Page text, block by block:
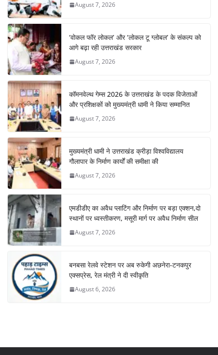
August 7, 2026
‘वोकल फॉर लोकल’ और ‘लोकल टू ग्लोबल’ के संकल्प को
आगे बढ़ा रही उत्तराखंड सरकार
August 7, 2026
कॉमनवेल्थ गेम्स 2026 के उत्तराखंड के पदक विजेताओं
और प्रशिक्षकों को मुख्यमंत्री धामी ने किया सम्मानित
August 7, 2026
मुख्यमंत्री धामी ने उत्तराखंड क्रीड़ा विश्वविद्यालय
गौलापार के निर्माण कार्यों की समीक्षा की
August 7, 2026
एमडीडीए का अवैध प्लाटिंग और निर्माण पर बड़ा एक्शन,दो
स्थानों पर ध्वस्तीकरण, मसूरी मार्ग पर अवैध निर्माण सील
August 7, 2026
बनबसा रेलवे स्टेशन पर अब रुकेगी अछनेरा-टनकपुर
एक्सप्रेस, रेल मंत्री ने दी स्वीकृति
August 6, 2026